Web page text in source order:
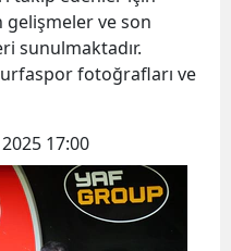
Aydın
Balıkesir
Bitlis
gelişmeler ve son
sunulmaktadır.
fotoğrafları ve
17:00